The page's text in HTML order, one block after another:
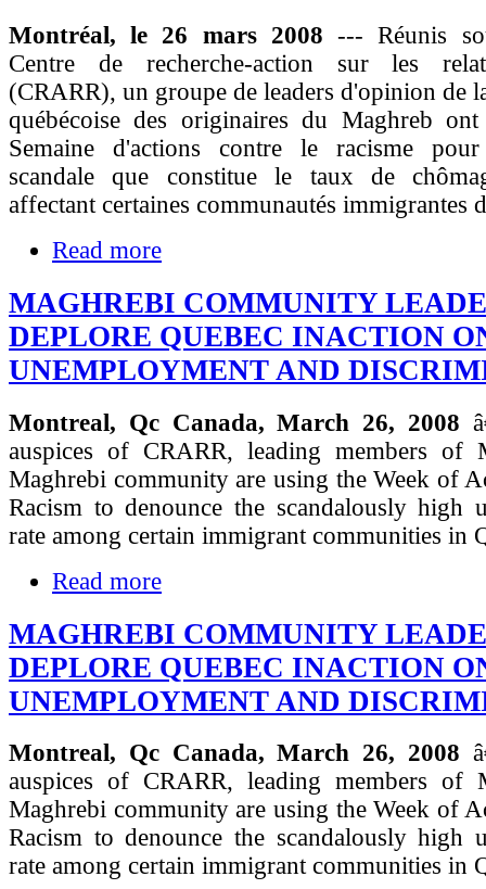
Montréal, le 26 mars 2008 --- Réunis
Centre de recherche-action sur les
(CRARR), un groupe de leaders d'opinion de
québécoise des originaires du Maghreb
Semaine d'actions contre le racisme
scandale que constitue le taux de
affectant certaines communautés immigrantes
Read more
MAGHREBI COMMUNITY
DEPLORE QUEBEC INACTION
UNEMPLOYMENT AND
Montreal, Qc Canada, March 26, 2008
auspices of CRARR, leading members of
Maghrebi community are using the Week of
Racism to denounce the scandalously high
rate among certain immigrant communities in
Read more
MAGHREBI COMMUNITY
DEPLORE QUEBEC INACTION
UNEMPLOYMENT AND
Montreal, Qc Canada, March 26, 2008
auspices of CRARR, leading members of
Maghrebi community are using the Week of
Racism to denounce the scandalously high
rate among certain immigrant communities in